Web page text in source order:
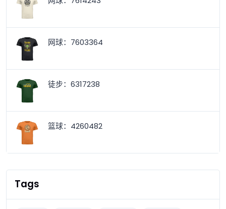
网球：7603364
徒步：6317238
篮球：4260482
Tags